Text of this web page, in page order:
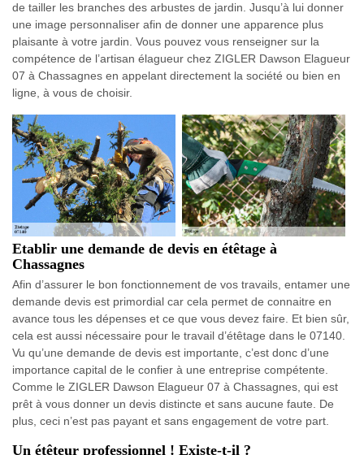
de tailler les branches des arbustes de jardin. Jusqu’à lui donner
une image personnaliser afin de donner une apparence plus
plaisante à votre jardin. Vous pouvez vous renseigner sur la
compétence de l’artisan élagueur chez ZIGLER Dawson Elagueur
07 à Chassagnes en appelant directement la société ou bien en
ligne, à vous de choisir.
Etablir une demande de devis en étêtage à
Chassagnes
Afin d’assurer le bon fonctionnement de vos travails, entamer une
demande devis est primordial car cela permet de connaitre en
avance tous les dépenses et ce que vous devez faire. Et bien sûr,
cela est aussi nécessaire pour le travail d’étêtage dans le 07140.
Vu qu’une demande de devis est importante, c’est donc d’une
importance capital de le confier à une entreprise compétente.
Comme le ZIGLER Dawson Elagueur 07 à Chassagnes, qui est
prêt à vous donner un devis distincte et sans aucune faute. De
plus, ceci n’est pas payant et sans engagement de votre part.
Un étêteur professionnel ! Existe-t-il ?